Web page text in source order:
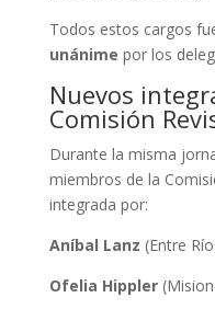
Todos estos cargos
unánime por los
Nuevos
Comisión
Durante la misma
miembros de la
integrada por:
Aníbal Lanz (Entre
Ofelia Hippler